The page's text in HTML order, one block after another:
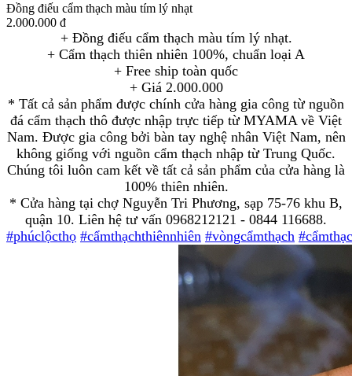
Đồng điếu cẩm thạch màu tím lý nhạt
2.000.000 đ
+ Đồng điếu cẩm thạch màu tím lý nhạt.
+ Cẩm thạch thiên nhiên 100%, chuẩn loại A
+ Free ship toàn quốc
+ Giá 2.000.000
* Tất cả sản phẩm được chính cửa hàng gia công từ nguồn
đá cẩm thạch thô được nhập trực tiếp từ MYAMA về Việt
Nam. Được gia công bởi bàn tay nghệ nhân Việt Nam, nên
không giống với nguồn cẩm thạch nhập từ Trung Quốc.
Chúng tôi luôn cam kết về tất cả sản phẩm của cửa hàng là
100% thiên nhiên.
* Cửa hàng tại chợ Nguyễn Tri Phương, sạp 75-76 khu B,
quận 10. Liên hệ tư vấn 0968212121 - 0844 116688.
#phúclộcthọ #cẩmthạchthiênnhiên #vòngcẩmthạch